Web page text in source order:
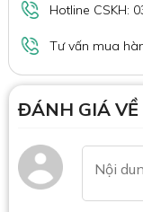
Hotline CSKH:
Tư vấn mua
ĐÁNH GIÁ